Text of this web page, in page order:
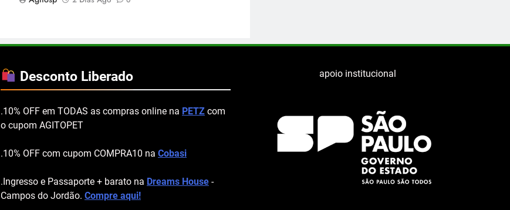
Desconto Liberado
.10% OFF em TODAS as compras online na PETZ com
o cupom AGITOPET
.10% OFF com cupom COMPRA10 na Cobasi
.Ingresso e Passaporte + barato na Dreams House -
Campos do Jordão. Compre aqui!
apoio institucional